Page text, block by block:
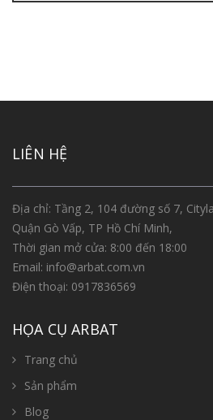
LIÊN HỆ
Địa chỉ: Tầng 2, 104 đường số 7,
Quận Gò Vấp, TP Hồ Chí Minh,
Thời gian mở cửa: 8:00 đến 18:00
Email: info@arbat.com.vn
Điện thoại: 0917836569
HỌA CỤ ARBAT
Trang chủ
Sản phẩm
Blog